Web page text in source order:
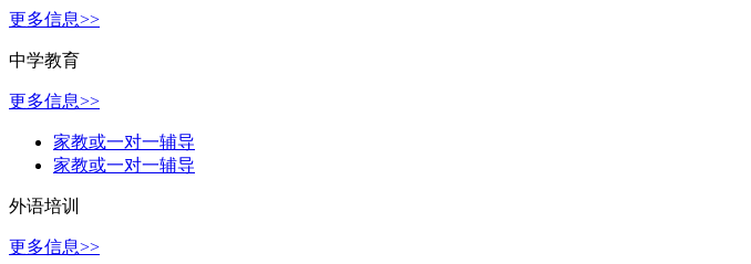
更多信息>>
中学教育
更多信息>>
家教或一对一辅导
家教或一对一辅导
外语培训
更多信息>>